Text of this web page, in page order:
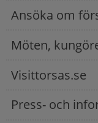
Ansöka om
Möten,
Visittorsas.se
Press- och